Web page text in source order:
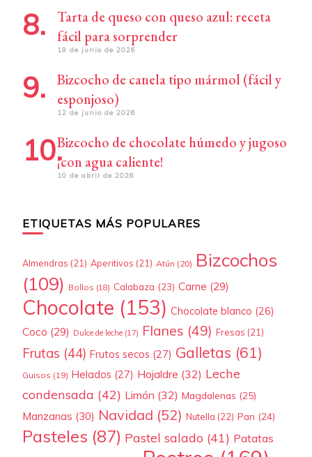
Tarta de queso con queso azul: receta
fácil para sorprender
19 de junio de 2026
Bizcocho de canela tipo mármol (fácil y
esponjoso)
12 de junio de 2026
Bizcocho de chocolate húmedo y jugoso
¡con agua caliente!
10 de abril de 2026
ETIQUETAS MÁS POPULARES
Almendras (21) Aperitivos (21) Atún (20) Bizcochos
(109) Bollos (18) Calabaza (23) Carne (29)
Chocolate (153) Chocolate blanco (26)
Coco (29) Dulce de leche (17) Flanes (49) Fresas (21)
Frutas (44) Frutos secos (27) Galletas (61)
Guisos (19) Helados (27) Hojaldre (32) Leche
condensada (42) Limón (32) Magdalenas (25)
Manzanas (30) Navidad (52) Nutella (22) Pan (24)
Pasteles (87) Pastel salado (41) Patatas